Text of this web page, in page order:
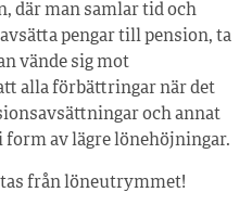
där man samlar tid och
pengar till pension, ta
vände sig mot
alla förbättringar när det
och annat
form av lägre lönehöjningar.
från löneutrymmet!